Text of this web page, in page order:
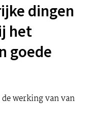
dingen
het
goede
werking van van